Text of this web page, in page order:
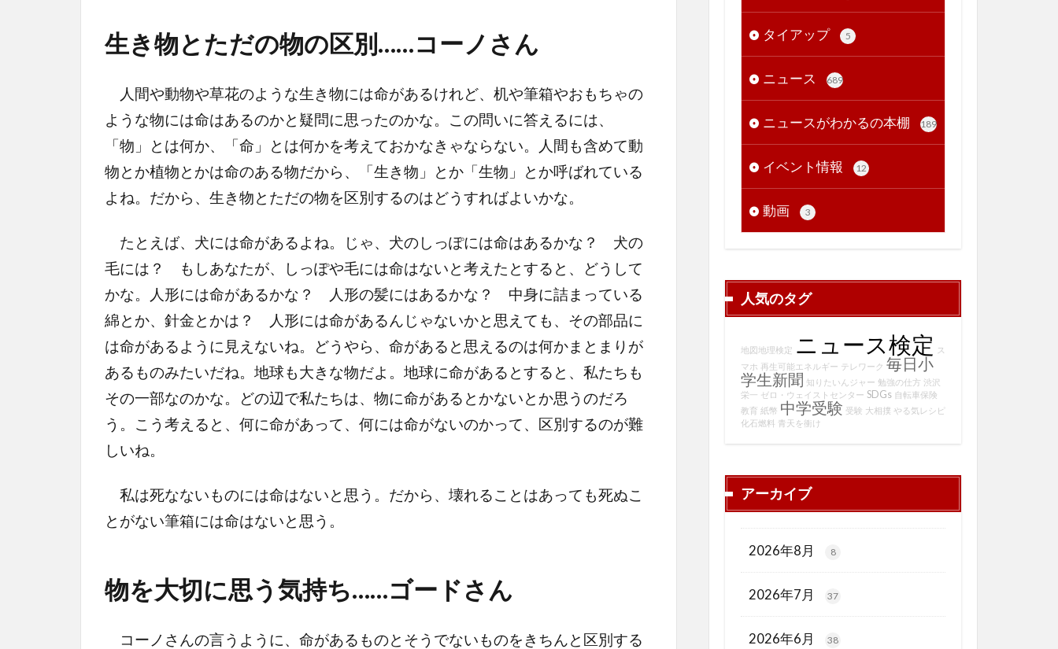
生き物とただの物の区別……コーノさん
人間や動物や草花のような生き物には命があるけれど、机や筆箱やおもちゃの
ような物には命はあるのかと疑問に思ったのかな。この問いに答えるには、
「物」とは何か、「命」とは何かを考えておかなきゃならない。人間も含めて動
物とか植物とかは命のある物だから、「生き物」とか「生物」とか呼ばれている
よね。だから、生き物とただの物を区別するのはどうすればよいかな。
たとえば、犬には命があるよね。じゃ、犬のしっぽには命はあるかな？ 犬の
毛には？ もしあなたが、しっぽや毛には命はないと考えたとすると、どうして
かな。人形には命があるかな？ 人形の髪にはあるかな？ 中身に詰まっている
綿とか、針金とかは？ 人形には命があるんじゃないかと思えても、その部品に
は命があるように見えないね。どうやら、命があると思えるのは何かまとまりが
あるものみたいだね。地球も大きな物だよ。地球に命があるとすると、私たちも
その一部なのかな。どの辺で私たちは、物に命があるとかないとか思うのだろ
う。こう考えると、何に命があって、何には命がないのかって、区別するのが難
しいね。
私は死なないものには命はないと思う。だから、壊れることはあっても死ぬこ
とがない筆箱には命はないと思う。
物を大切に思う気持ち……ゴードさん
コーノさんの言うように、命があるものとそうでないものをきちんと区別する
タイアップ 5
ニュース 689
ニュースがわかるの本棚 189
イベント情報 12
動画 3
人気のタグ
地図地理検定 ニュース検定
ス
マホ 再生可能エネルギー テレワーク 毎日小
学生新聞 知りたいんジャー 勉強の仕方 渋沢
栄一 ゼロ・ウェイストセンター SDGs 自転車保険
教育 紙幣 中学受験 受験 大相撲 やる気レシピ
化石燃料 青天を衝け
アーカイブ
2026年8月 8
2026年7月 37
2026年6月 38